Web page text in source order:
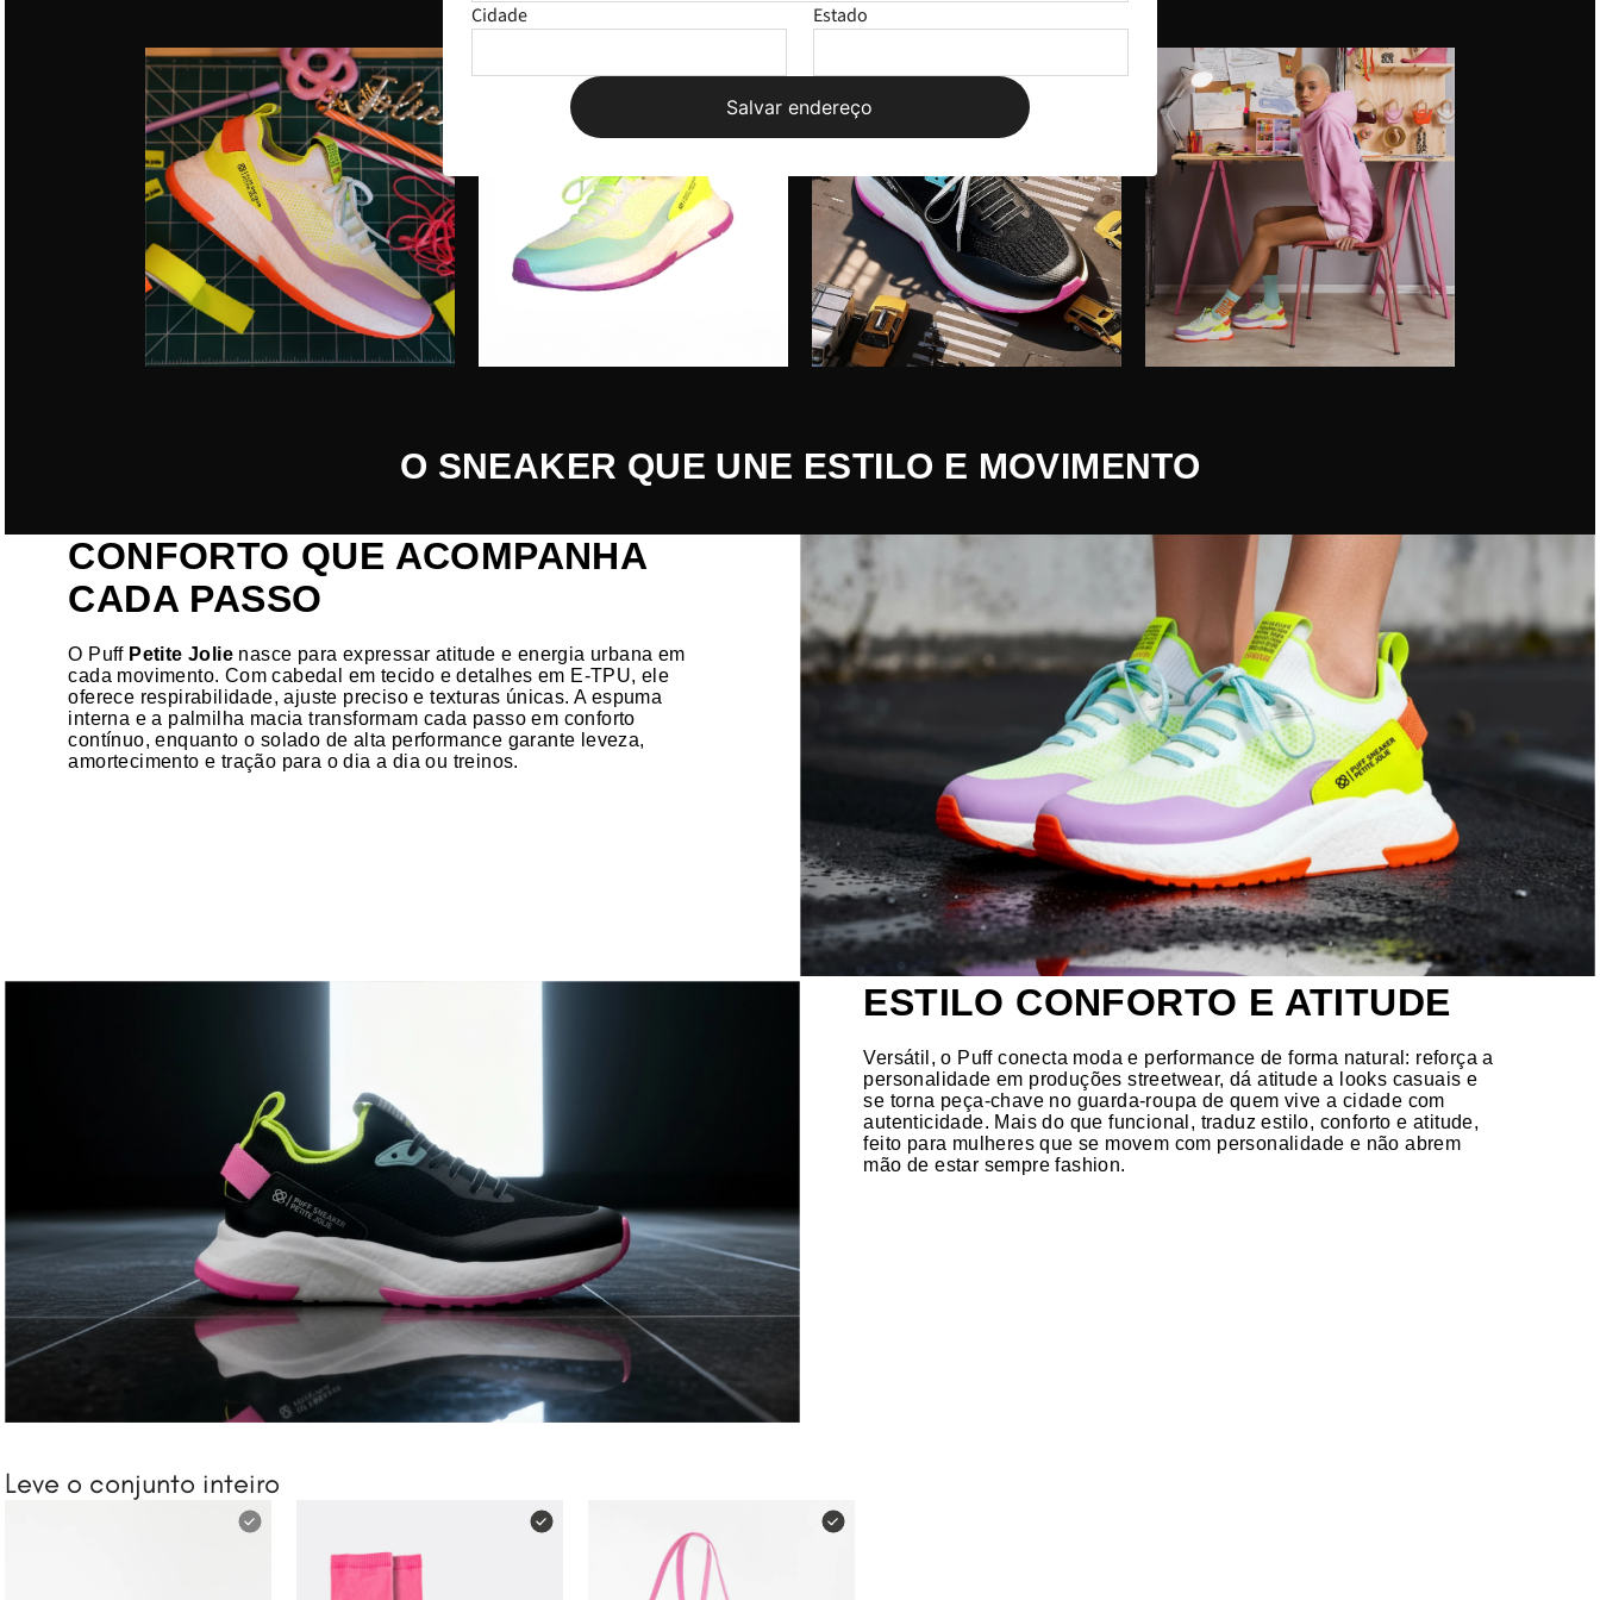
Cidade Estado
Salvar endereço
O SNEAKER QUE UNE ESTILO E MOVIMENTO
CONFORTO QUE ACOMPANHA
CADA PASSO
O Puff Petite Jolie nasce para expressar atitude e energia urbana em
cada movimento. Com cabedal em tecido e detalhes em E-TPU, ele
oferece respirabilidade, ajuste preciso e texturas únicas. A espuma
interna e a palmilha macia transformam cada passo em conforto
contínuo, enquanto o solado de alta performance garante leveza,
amortecimento e tração para o dia a dia ou treinos.
ESTILO CONFORTO E ATITUDE
Versátil, o Puff conecta moda e performance de forma natural: reforça a
personalidade em produções streetwear, dá atitude a looks casuais e
se torna peça-chave no guarda-roupa de quem vive a cidade com
autenticidade. Mais do que funcional, traduz estilo, conforto e atitude,
feito para mulheres que se movem com personalidade e não abrem
mão de estar sempre fashion.
Leve o conjunto inteiro